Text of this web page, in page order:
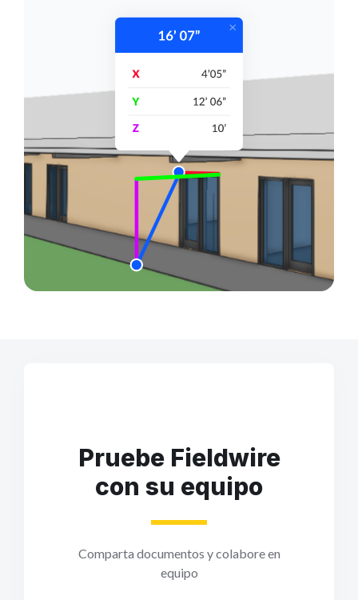
Pruebe Fieldwire
con su equipo
Comparta documentos y colabore en
equipo